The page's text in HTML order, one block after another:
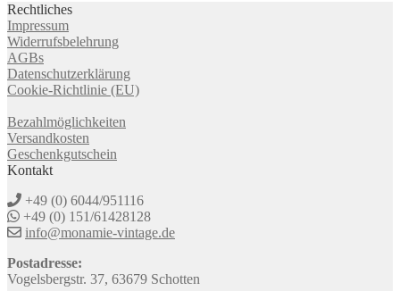
Rechtliches
Impressum
Widerrufsbelehrung
AGBs
Datenschutzerklärung
Cookie-Richtlinie (EU)
Bezahlmöglichkeiten
Versandkosten
Geschenkgutschein
Kontakt
+49 (0) 6044/951116
+49 (0) 151/61428128
info@monamie-vintage.de
Postadresse:
Vogelsbergstr. 37, 63679 Schotten